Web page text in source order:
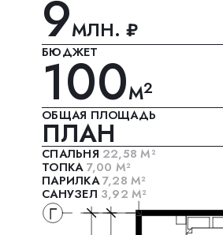
ОБЩАЯ ПЛОЩАДЬ
ПЛАН
СПАЛЬНЯ22,58 М²
7,00 М²
ПАРИЛКА7,28 М²
3,92 М²